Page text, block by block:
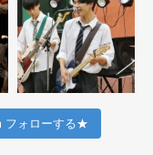
フォローする★